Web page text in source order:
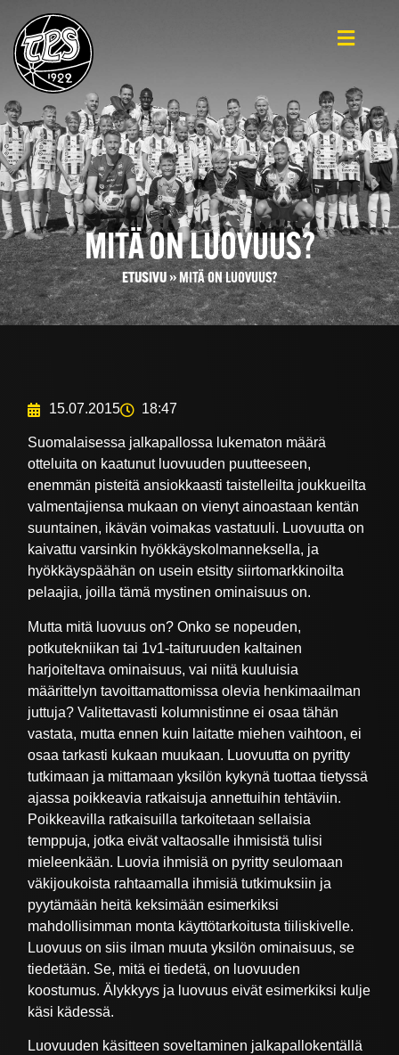
MITÄ ON LUOVUUS?
ETUSIVU»MITÄ ON LUOVUUS?
15.07.2015 18:47
Suomalaisessa jalkapallossa lukematon määrä
otteluita on kaatunut luovuuden puutteeseen,
enemmän pisteitä ansiokkaasti taistelleilta joukkueilta
valmentajiensa mukaan on vienyt ainoastaan kentän
suuntainen, ikävän voimakas vastatuuli. Luovuutta on
kaivattu varsinkin hyökkäyskolmanneksella, ja
hyökkäyspäähän on usein etsitty siirtomarkkinoilta
pelaajia, joilla tämä mystinen ominaisuus on.
Mutta mitä luovuus on? Onko se nopeuden,
potkutekniikan tai 1v1-taituruuden kaltainen
harjoiteltava ominaisuus, vai niitä kuuluisia
määrittelyn tavoittamattomissa olevia henkimaailman
juttuja? Valitettavasti kolumnistinne ei osaa tähän
vastata, mutta ennen kuin laitatte miehen vaihtoon, ei
osaa tarkasti kukaan muukaan. Luovuutta on pyritty
tutkimaan ja mittamaan yksilön kykynä tuottaa tietyssä
ajassa poikkeavia ratkaisuja annettuihin tehtäviin.
Poikkeavilla ratkaisuilla tarkoitetaan sellaisia
temppuja, jotka eivät valtaosalle ihmisistä tulisi
mieleenkään. Luovia ihmisiä on pyritty seulomaan
väkijoukoista rahtaamalla ihmisiä tutkimuksiin ja
pyytämään heitä keksimään esimerkiksi
mahdollisimman monta käyttötarkoitusta tiiliskivelle.
Luovuus on siis ilman muuta yksilön ominaisuus, se
tiedetään. Se, mitä ei tiedetä, on luovuuden
koostumus. Älykkyys ja luovuus eivät esimerkiksi kulje
käsi kädessä.
Luovuuden käsitteen soveltaminen jalkapallokentällä